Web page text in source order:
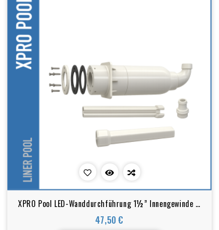
XPRO Pool LED-Wanddurchführung 1½” Innengewinde –
Für Poolbeleuchtung (50–63 mm)
47,50 €
Preis